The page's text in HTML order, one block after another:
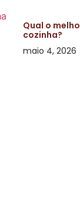
Qual o
cozinha?
maio 4, 2026